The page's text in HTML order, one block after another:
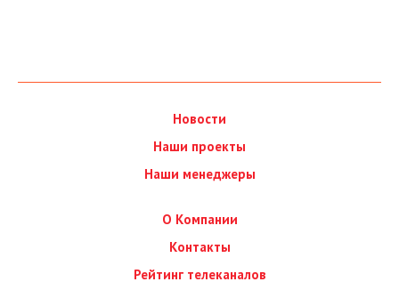
Новости
Наши проекты
Наши менеджеры
О Компании
Контакты
Рейтинг телеканалов